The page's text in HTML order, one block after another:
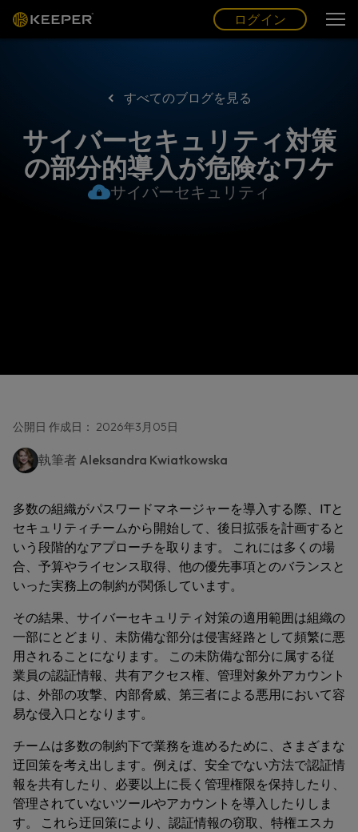
グ (JP)
ログイン
すべてのブログを見る
サイバーセキュリティ対策
の部分的導入が危険なワケ
サイバーセキュリティ
公開日 作成日： 2026年3月05日
執筆者 Aleksandra Kwiatkowska
多数の組織がパスワードマネージャーを導入する際、ITと
セキュリティチームから開始して、後日拡張を計画すると
いう段階的なアプローチを取ります。 これには多くの場
合、予算やライセンス取得、他の優先事項とのバランスと
いった実務上の制約が関係しています。
その結果、サイバーセキュリティ対策の適用範囲は組織の
一部にとどまり、未防備な部分は侵害経路として頻繁に悪
用されることになります。 この未防備な部分に属する従
業員の認証情報、共有アクセス権、管理対象外アカウント
は、外部の攻撃、内部脅威、第三者による悪用において容
易な侵入口となります。
チームは多数の制約下で業務を進めるために、さまざまな
迂回策を考え出します。例えば、安全でない方法で認証情
報を共有したり、必要以上に長く管理権限を保持したり、
管理されていないツールやアカウントを導入したりしま
す。 これら迂回策により、認証情報の窃取、特権エスカ